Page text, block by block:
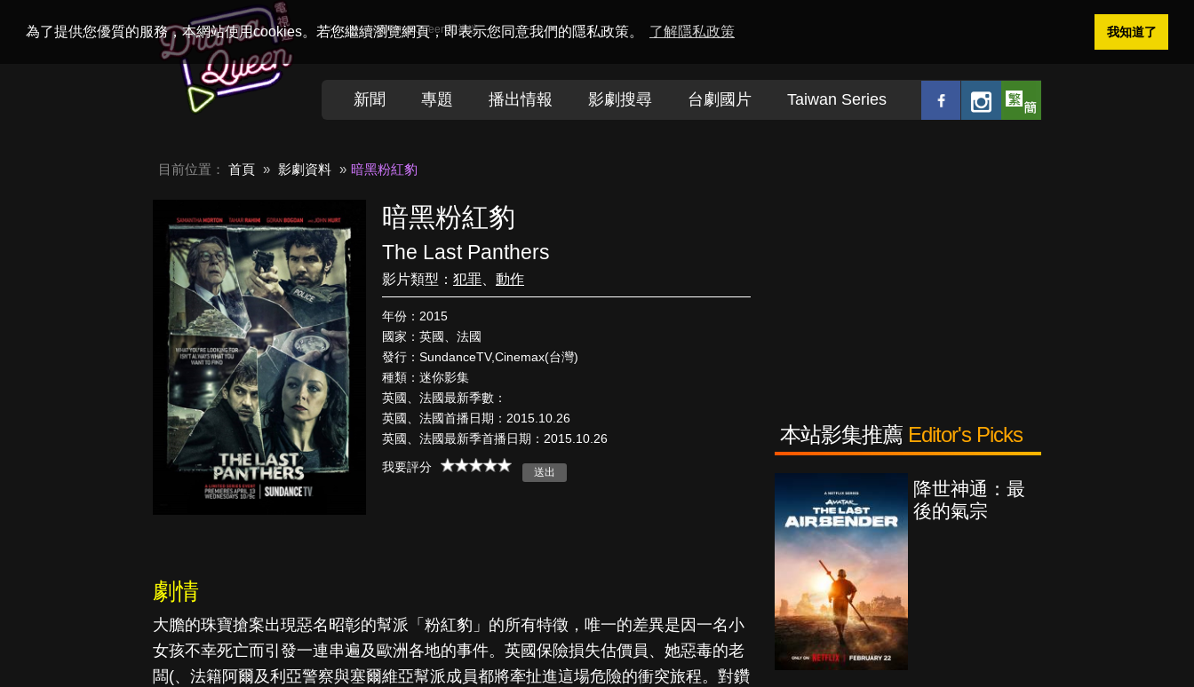
為了提供您優質的服務，本網站使用cookies。若您繼續瀏覽網頁，即表示您同意我們的隱私政策。 了解隱私政策 我知道了
Welcome toDramaQueen電視迷
新聞 專題 播出情報 影劇搜尋 台劇國片 Taiwan Series
目前位置： 首頁 影劇資料 暗黑粉紅豹
暗黑粉紅豹
The Last Panthers
影片類型： 犯罪 動作
年份：2015
國家：英國、法國
發行：SundanceTV,Cinemax(台灣)
種類：迷你影集
英國、法國最新季數：
英國、法國首播日期：2015.10.26
英國、法國最新季首播日期：2015.10.26
我要評分
劇情
大膽的珠寶搶案出現惡名昭彰的幫派「粉紅豹」的所有特徵，唯一的差異是因一名小
女孩不幸死亡而引發一連串遍及歐洲各地的事件。英國保險損失估價員、她惡毒的老
闆(、法籍阿爾及利亞警察與塞爾維亞幫派成員都將牽扯進這場危險的衝突旅程。對鑽
本站影集推薦 Editor's Picks
真愛挑日子
降世神通：最
後的氣宗